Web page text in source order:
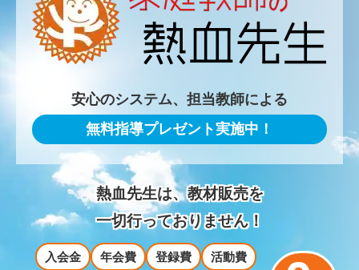
安心のシステム、担当教師による
無料指導プレゼント実施中！
熱血先生は、教材販売を
一切行っておりません！
入会金 年会費 登録費 活動費